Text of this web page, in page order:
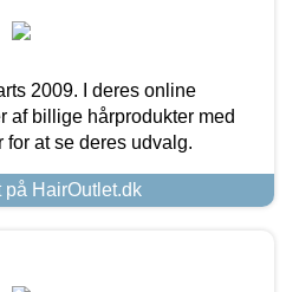
2009. I deres online
af billige hårprodukter med
at se deres udvalg.
på HairOutlet.dk